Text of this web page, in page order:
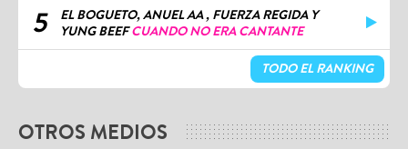
5
EL BOGUETO, ANUEL AA , FUERZA REGIDA Y
YUNG BEEFCUANDO NO ERA CANTANTE
TODO EL RANKING
OTROS MEDIOS